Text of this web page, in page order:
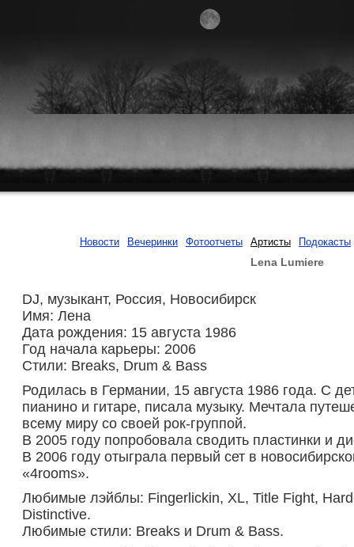
Новости Вечеринки Фотоотчеты Артисты Подокасты
Lena Lumiere
DJ, музыкант, Россия, Новосибирск
Имя: Лена
Дата рождения: 15 августа 1986
Год начала карьеры: 2006
Стили: Breaks, Drum & Bass
Родилась в Германии, 15 августа 1986 года. С
пианино и гитаре, писала музыку. Мечтала
всему миру со своей рок-группой.
В 2005 году попробовала сводить пластинки и
В 2006 году отыграла первый сет в
«4rooms».
Любимые лэйблы: Fingerlickin, XL, Title Fight,
Distinctive.
Любимые стили: Breaks и Drum & Bass.